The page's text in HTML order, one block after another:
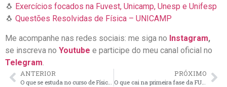
🐧 Exercícios focados na Fuvest, Unicamp, Unesp e Unifesp
🐧 Questões Resolvidas de Física – UNICAMP
Me acompanhe nas redes sociais: me siga no Instagram,
se inscreva no Youtube e participe do meu canal oficial no
Telegram.
ANTERIOR PRÓXIMO
O que cai na primeira fase da FUVEST?